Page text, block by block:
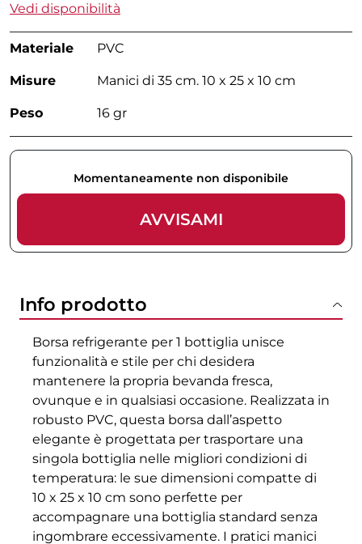
Vedi disponibilità
Materiale PVC
Misure Manici di 35 cm. 10 x 25 x 10 cm
Peso 16 gr
Momentaneamente non disponibile
AVVISAMI
Info prodotto
Borsa refrigerante per 1 bottiglia unisce
funzionalità e stile per chi desidera
mantenere la propria bevanda fresca,
ovunque e in qualsiasi occasione. Realizzata in
robusto PVC, questa borsa dall’aspetto
elegante è progettata per trasportare una
singola bottiglia nelle migliori condizioni di
temperatura: le sue dimensioni compatte di
10 x 25 x 10 cm sono perfette per
accompagnare una bottiglia standard senza
ingombrare eccessivamente. I pratici manici